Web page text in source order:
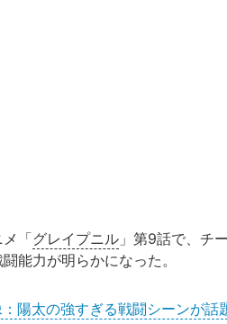
「グレイプニル 」第9話で、チ
能力が明らかになった。
陽太の強すぎる戦闘シーンが話